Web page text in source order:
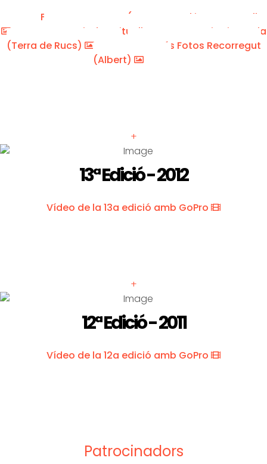
Fotos Recorregut (Marc Cargol i Arnau Urgell
Pujada avituallaments Taga i Puigestela
(Terra de Rucs)
Més Fotos Recorregut
(Albert)
+
13ª Edició - 2012
Vídeo de la 13a edició amb GoPro
+
12ª Edició - 2011
Vídeo de la 12a edició amb GoPro
Patrocinadors